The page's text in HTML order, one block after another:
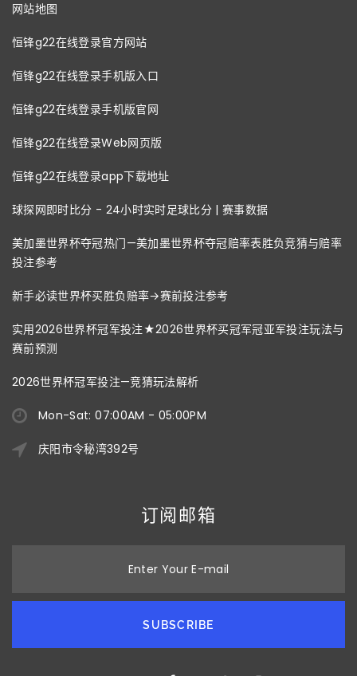
网站地图
恒锋g22在线登录官方网站
恒锋g22在线登录手机版入口
恒锋g22在线登录手机版官网
恒锋g22在线登录Web网页版
恒锋g22在线登录app下载地址
球探网即时比分 - 24小时实时足球比分 | 赛事数据
美加墨世界杯夺冠热门—美加墨世界杯夺冠赔率表胜负竞猜与赔率
投注参考
新手必读世界杯买胜负赔率→赛前投注参考
实用2026世界杯冠军投注★2026世界杯买冠军冠亚军投注玩法与
赛前预测
2026世界杯冠军投注—竞猜玩法解析
Mon-Sat: 07:00AM - 05:00PM
庆阳市令秘湾392号
订阅邮箱
Enter Your E-mail
SUBSCRIBE